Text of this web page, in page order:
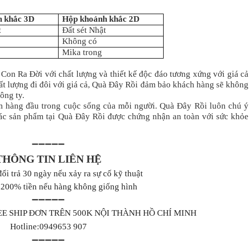
khắc 3D
Hộp khoảnh khắc 2D
Đất sét Nhật
Không có
Mika trong
Ra Đời với chất lượng và thiết kế độc đáo tương xứng với giá cả
lượng đi đôi với giá cả, Quà Đây Rồi đảm bảo khách hàng sẽ không
ty.
hàng đầu trong cuộc sống của mỗi người. Quà Đây Rồi luôn chú ý
sản phẩm tại Quà Đây Rồi được chứng nhận an toàn với sức khỏe
➖➖➖➖➖
TIN LIÊN HỆ
trả 30 ngày nếu xảy ra sự cố kỹ thuật
tiền nếu hàng không giống hình
➖➖➖➖➖
SHIP ĐƠN TRÊN 500K NỘI THÀNH HỒ CHÍ MINH
Hotline:0949653 907
➖➖➖➖➖